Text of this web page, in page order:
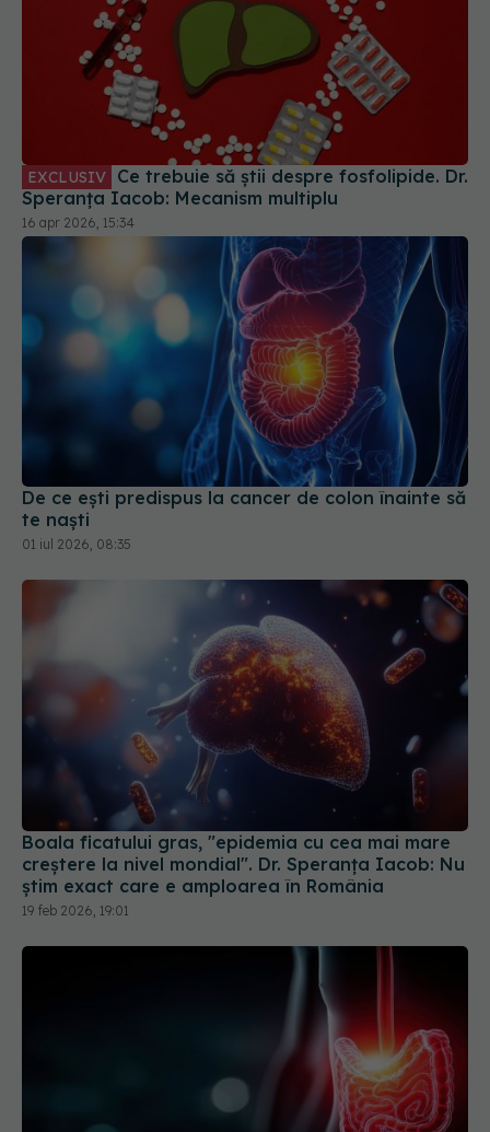
Speranța Iacob: Mecanism multiplu
16 apr 2026, 15:34
De ce ești predispus la cancer de colon înainte să
01 iul 2026, 08:35
Boala ficatului gras, "epidemia cu cea mai mare
creștere la nivel mondial". Dr. Speranța Iacob: Nu
știm exact care e amploarea în România
19 feb 2026, 19:01